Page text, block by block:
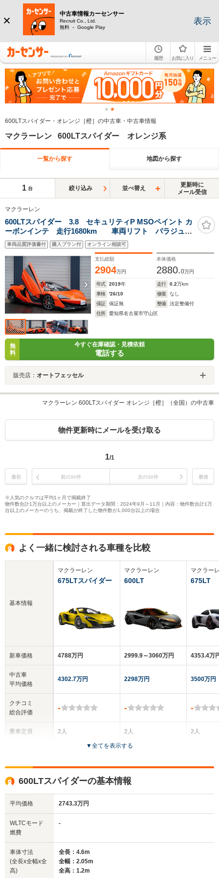
中古車情報カーセンサー
Recruit Co., Ltd.
無料 － Google Play
表示
履歴 お気に入り メニュー
600LTスパイダー・オレンジ［橙］の中古車・中古車情報
マクラーレン 600LTスパイダー オレンジ系
一覧から探す 地図から探す
1 台 絞り込み 並べ替え
更新時に
メール受信
マクラーレン
600LTスパイダー 3.8 セキュリティP MSOペイント カ
ーボンインテ 走行1680km 車両リフト パラジュウ
ムルーフ カーボンインテリア プロテクションフィル
ム ダイヤモンドカットW カーボンブレーキ SPカラ
ーキャリパー
車両品質評価書付 購入プラン付 オンライン相談可
支払総額
2904万円
本体価格
2880.0万円
年式 2019年 走行 0.2万km
車検
'26/10 修復
なし
保証
保証無 整備
法定整備付
住所
愛知県名古屋市守山区
無
料
今すぐ在庫確認・見積依頼
電話する
販売店： オートフェッセル
マクラーレン 600LTスパイダー オレンジ［橙］（全国）の中古車
物件更新時にメールを受け取る
1/1
最初 前の30件 次の30件 最後
※人気のクルマは平均1ヶ月で掲載終了
物件数合計1万台以上のメーカー｜算出データ期間：2024年9月～11月｜内容：物件数合計1万
台以上のメーカーのうち、掲載が終了した物件数が1,000台以上の場合
よく一緒に検討される車種を比較
基本情報
新車価格
中古車
平均価格
クチコミ
総合評価
乗車定員
サイズ
(全長x全幅x全高)
マクラーレン
675LTスパイダー
4788万円
4302.7万円
-
2人
1.19m
マクラーレン
600LT
2999.9～3060万円
2298万円
-
2人
2ドア
マクラー
675LT
4353.4万
3500万円
-
2人
▼全てを表示する
600LTスパイダーの基本情報
平均価格 2743.3万円
WLTCモード
燃費
-
車体寸法
(全長x全幅x全
高)
全長：4.6m
全幅：2.05m
全高：1.2m